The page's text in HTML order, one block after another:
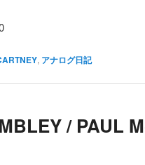
, アナログ日記
/ PAUL